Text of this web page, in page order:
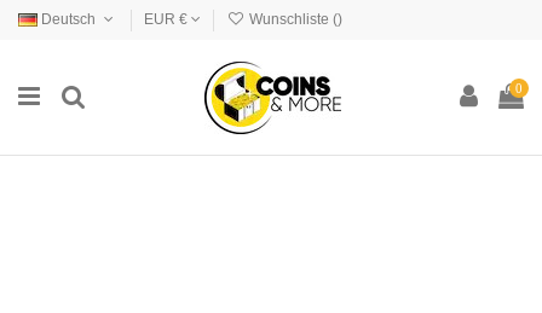
Deutsch EUR € Wunschliste ()
0